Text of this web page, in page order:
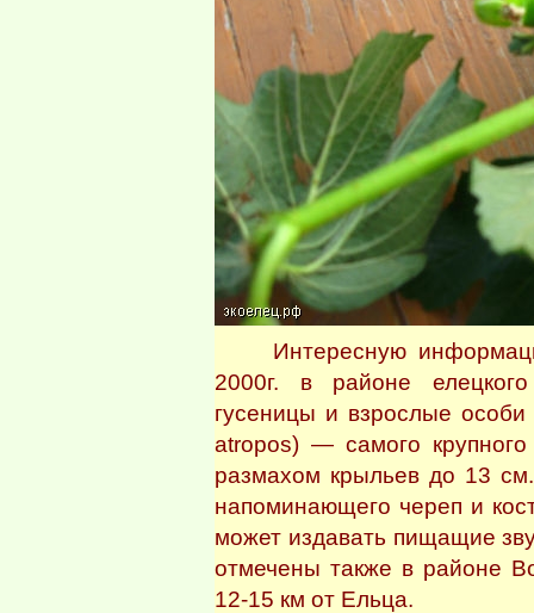
Интересную
2000г. в районе
гусеницы и взрослые
atropos) — самого
размахом крыльев до 13
напоминающего череп и
может издавать пищащие
отмечены также в районе
12-15 км от Ельца.